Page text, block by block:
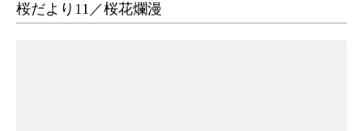
桜だより11／桜花爛漫